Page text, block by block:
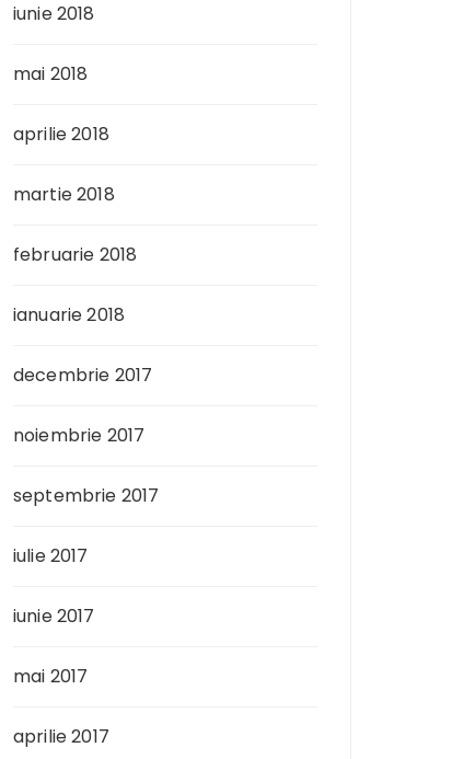
iunie 2018
mai 2018
aprilie 2018
martie 2018
februarie 2018
ianuarie 2018
decembrie 2017
noiembrie 2017
septembrie 2017
iulie 2017
iunie 2017
mai 2017
aprilie 2017